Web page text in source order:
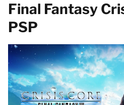
Final Fantasy
PSP